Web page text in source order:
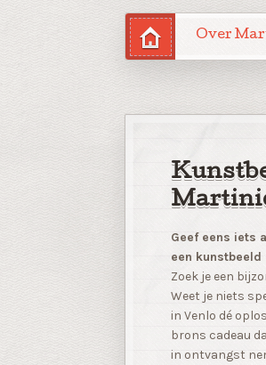
Over
Geef eens iets
een
Zoek je een
Weet je niets
in Venlo dé
brons cadeau
in ontvangst